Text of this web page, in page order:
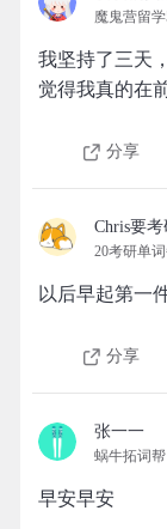
魔鬼营留学
我坚持了三天
觉得我真的在
分享
Chris要考
20考研单
以后早起第一
分享
张一一
蜗牛拓词帮
早安早安